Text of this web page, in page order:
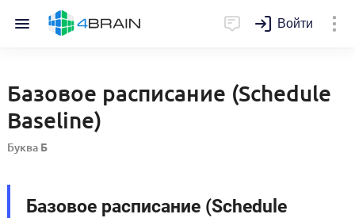
Войти
Базовое расписание (Schedule
Baseline)
Буква Б
Базовое расписание (Schedule